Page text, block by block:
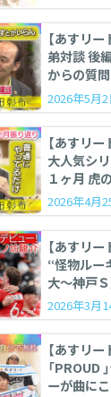
【あすリ
弟対談 後
からの質
えます。
2026年5月
【あすリ
大人気シ
１ヶ月 虎
ぶった斬る
2026年4月
【あすリート 】 ラグビーリ
“怪物ルー
大〜神戸Ｓ
2026年3月
【あすリート】 新テー
「PROUD
ーが曲に